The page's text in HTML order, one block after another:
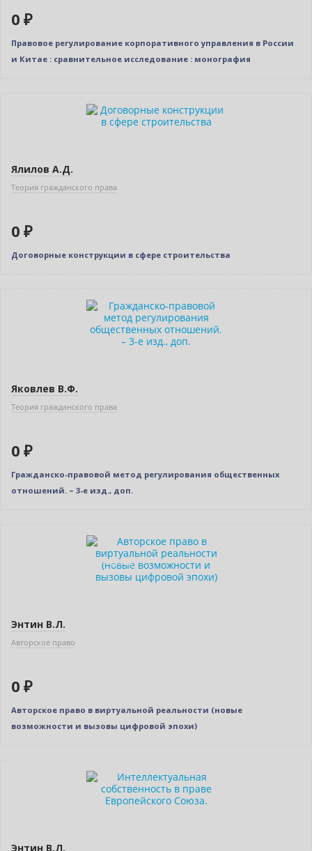
0 ₽
Правовое регулирование корпоративного управления в России
и Китае : сравнительное исследование : монография
Ялилов А.Д.
Теория гражданского права
0 ₽
Договорные конструкции в сфере строительства
Яковлев В.Ф.
Теория гражданского права
0 ₽
Гражданско-правовой метод регулирования общественных
отношений. – 3-е изд., доп.
Индивидуальный подход
Энтин В.Л.
Авторское право
0 ₽
Авторское право в виртуальной реальности (новые
возможности и вызовы цифровой эпохи)
Энтин В.Л.